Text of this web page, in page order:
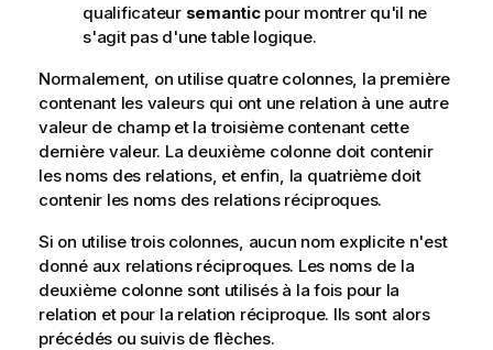
s
qualificateur semanticpour montrer qu'il ne
s'agit pas d'une table logique.
Normalement, on utilise quatre colonnes, la première
contenant les valeurs qui ont une relation à une autre
valeur de champ et la troisième contenant cette
dernière valeur. La deuxième colonne doit contenir
les noms des relations, et enfin, la quatrième doit
contenir les noms des relations réciproques.
Si on utilise trois colonnes, aucun nom explicite n'est
donné aux relations réciproques. Les noms de la
deuxième colonne sont utilisés à la fois pour la
relation et pour la relation réciproque. Ils sont alors
précédés ou suivis de flèches.